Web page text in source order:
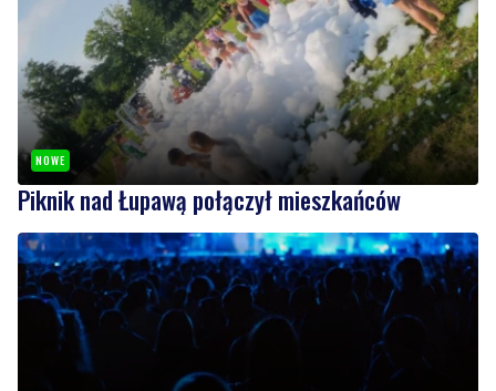
NOWE
Piknik nad Łupawą połączył mieszkańców